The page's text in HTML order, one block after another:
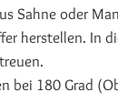
Sahne oder
herstellen. In
bei 180 Grad